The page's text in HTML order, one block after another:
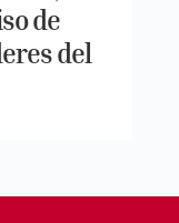
de
del